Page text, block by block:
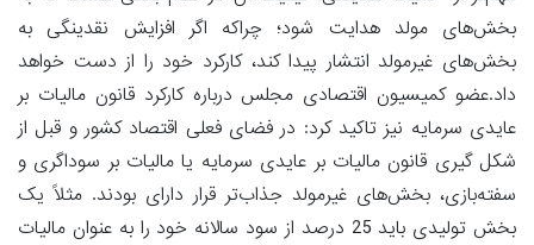
بخش‌های مولد هدایت شود؛ چراکه اگر افزایش نقدینگی به
بخش‌های غیرمولد انتشار پیدا کند، کارکرد خود را از دست خواهد
داد.عضو کمیسیون اقتصادی مجلس درباره کارکرد قانون مالیات بر
عایدی سرمایه نیز تاکید کرد: در فضای فعلی اقتصاد کشور و قبل از
شکل گیری قانون مالیات بر عایدی سرمایه یا مالیات بر سوداگری و
سفته‌بازی، بخش‌های غیرمولد جذاب‌تر قرار دارای بودند. مثلاً یک
بخش تولیدی باید 25 درصد از سود سالانه خود را به عنوان مالیات